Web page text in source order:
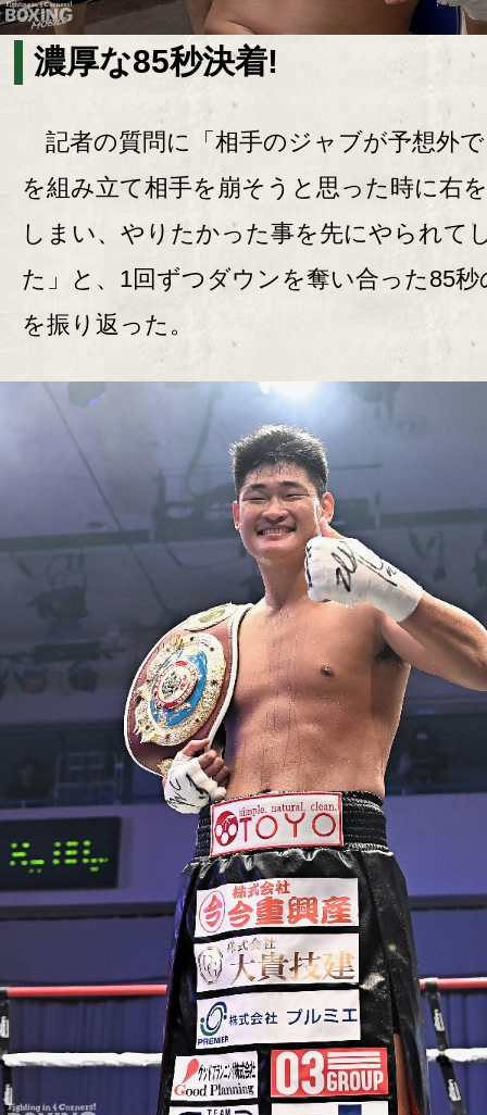
濃厚な85秒決着!
記者の質問に「相手のジャブが予想外
を組み立て相手を崩そうと思った時に右
しまい、やりたかった事を先にやられて
た」と、1回ずつダウンを奪い合った85秒
を振り返った。